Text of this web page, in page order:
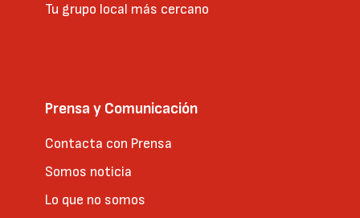
Tu grupo local más cercano
Prensa y Comunicación
Contacta con Prensa
Somos noticia
Lo que no somos